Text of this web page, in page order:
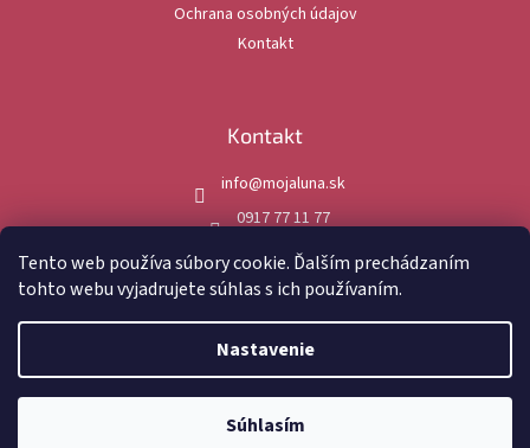
Tento web používa súbory cookie. Ďalším prechádzaním
tohto webu vyjadrujete súhlas s ich používaním.
Nastavenie
Súhlasím
Ochrana osobných údajov
Kontakt
Kontakt
info@mojaluna.sk
0917 77 11 77
mojaluna.sk
Vytvoril Shoptet